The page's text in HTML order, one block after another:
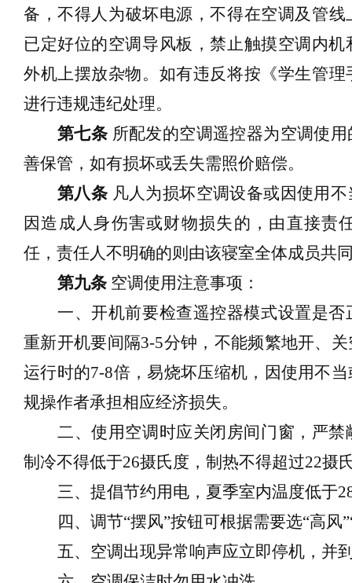
备 ，不得人为破坏电源 ，不得在空调及管
已定好位的空调导风板 ，禁止触摸空调 内机
外机上摆放杂物。 如有违反将按《学生管理
进行违规违纪处理。
第七条 所配发的空调遥控器为空调使
善保管，如有损坏或丢失需照价赔偿。
第八条 凡人为损坏空调设备或因使用
因造成人身伤害或财物损失的，由直接责
任 ， 责任人不明确的则由该寝室全体成员共
第九条 空调使用注意事项：
一、开机前要检查遥控器模式设置是
重新开机要间隔3-5分钟，不能频繁地开、
运行时的7-8倍，易烧坏压缩机，因使用不
规操作者承担相应经济损失。
二、使用空调时应关闭房间门窗，严
制冷不得低于26摄氏度 ，制热不得超过22摄
三、 提倡节约用电，夏季室内温度低于
四、 调节“摆风”按钮可根据需要选“高风
五、 空调出现异常响声应立即停机，并